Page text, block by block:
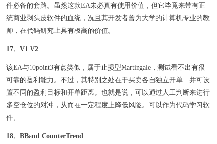
件必备的套路。虽然这款EA未必真有使用价值，但它毕竟来带有正
统商业剥头皮软件的血统，况且其开发者曾为大学的计算机专业的教
师，在代码研究上具有极高的价值。
17、V1 V2
该EA与10point3有点类似，属于止损型Martingale，测试看不出有很
可靠的盈利能力。不过，其特别之处在于买卖各自独立开单，并可设
置不同的盈利目标和开单距离。也就是说，可以通过人工判断来进行
多空仓位的对冲，从而在一定程度上降低风险。可以作为代码学习软
件。
18、BBand CounterTrend